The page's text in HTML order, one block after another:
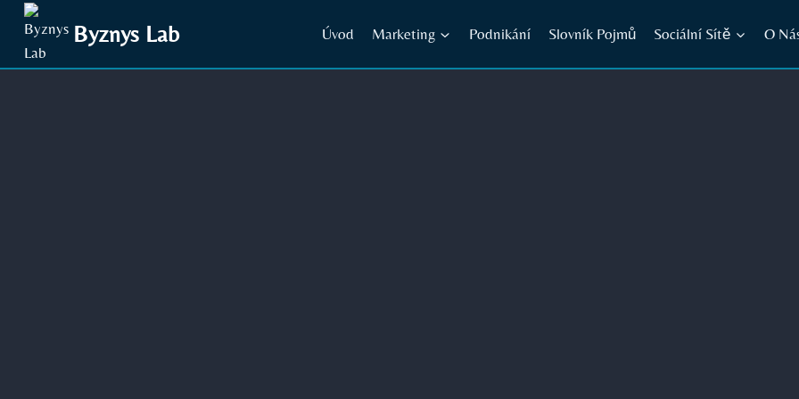
Přeskočit
obsah
Byznys Lab Úvod Marketing Podnikání Slovník Pojmů Sociální Sítě O